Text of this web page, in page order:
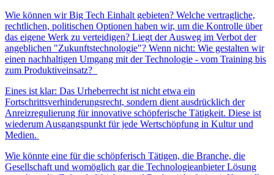
Wie können wir Big Tech Einhalt gebieten? Welche vertragliche,
rechtlichen, politischen Optionen haben wir, um die Kontrolle über
das eigene Werk zu verteidigen? Liegt der Ausweg im Verbot der
angeblichen "Zukunftstechnologie"? Wenn nicht: Wie gestalten wir
einen nachhaltigen Umgang mit der Technologie - vom Training bis
zum Produktiveinsatz?
Eines ist klar: Das Urheberrecht ist nicht etwa ein
Fortschrittsverhinderungsrecht, sondern dient ausdrücklich der
Anreizregulierung für innovative schöpferische Tätigkeit. Diese ist
wiederum Ausgangspunkt für jede Wertschöpfung in Kultur und
Medien.
Wie könnte eine für die schöpferisch Tätigen, die Branche, die
Gesellschaft und womöglich gar die Technologieanbieter Lösung